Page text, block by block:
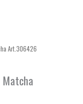
Art.306426
Matcha